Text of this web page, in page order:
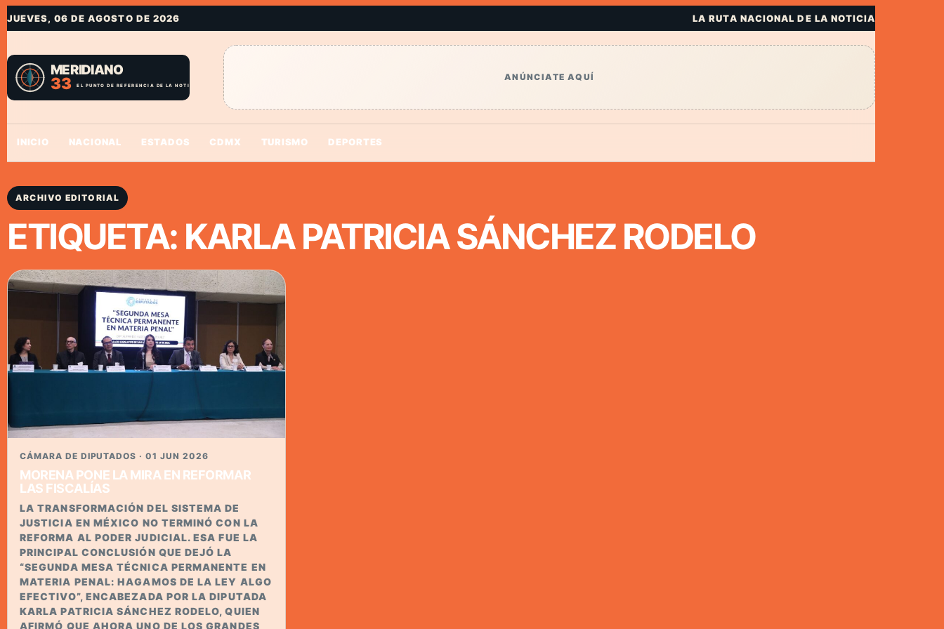
JUEVES, 06 DE AGOSTO DE 2026 LA RUTA NACIONAL DE LA NOTICIA
ANÚNCIATE AQUÍ
INICIO NACIONAL ESTADOS CDMX TURISMO DEPORTES
ARCHIVO EDITORIAL
ETIQUETA: KARLA PATRICIA SÁNCHEZ RODELO
CÁMARA DE DIPUTADOS · 01 JUN 2026
MORENA PONE LA MIRA EN REFORMAR
LAS FISCALÍAS
LA TRANSFORMACIÓN DEL SISTEMA DE
JUSTICIA EN MÉXICO NO TERMINÓ CON LA
REFORMA AL PODER JUDICIAL. ESA FUE LA
PRINCIPAL CONCLUSIÓN QUE DEJÓ LA
“SEGUNDA MESA TÉCNICA PERMANENTE EN
MATERIA PENAL: HAGAMOS DE LA LEY ALGO
EFECTIVO”, ENCABEZADA POR LA DIPUTADA
KARLA PATRICIA SÁNCHEZ RODELO, QUIEN
AFIRMÓ QUE AHORA UNO DE LOS GRANDES